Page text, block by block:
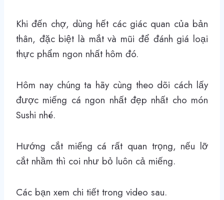
Khi đến chợ, dùng hết các giác quan của bản
thân, đặc biệt là mắt và mũi để đánh giá loại
thực phẩm ngon nhất hôm đó.
Hôm nay chúng ta hãy cùng theo dõi cách lấy
được miếng cá ngon nhất đẹp nhất cho món
Sushi nhé.
Hướng cắt miếng cá rất quan trọng, nếu lỡ
cắt nhầm thì coi như bỏ luôn cả miếng.
Các bạn xem chi tiết trong video sau.